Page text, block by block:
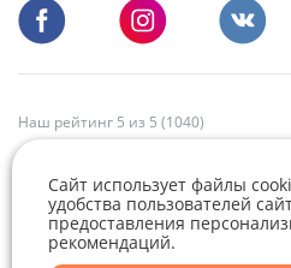
Наш рейтинг 5 из 5 (1040)
Сайт использует файлы
удобства пользователей
предоставления
рекомендаций.